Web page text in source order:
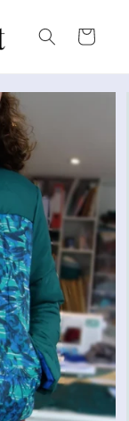
Panier